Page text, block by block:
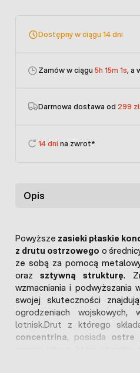
Dostępny w ciągu 14 dni
Zamów w ciągu 5h 15m 1s, a
Darmowa dostawa od 299 zł
14 dni na zwrot*
Opis
Powyższe zasieki płaskie
z drutu ostrzowego o
ze sobą za pomocą
oraz sztywną strukturę.
wzmacniania i podwyższania
swojej skuteczności
ogrodzeniach wojskowych,
lotnisk.Drut z którego
concentrina, posiada ostre
. Dlatego też